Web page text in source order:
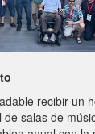
recibir un
salas de